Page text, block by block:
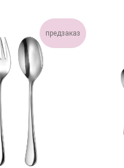
предзаказ